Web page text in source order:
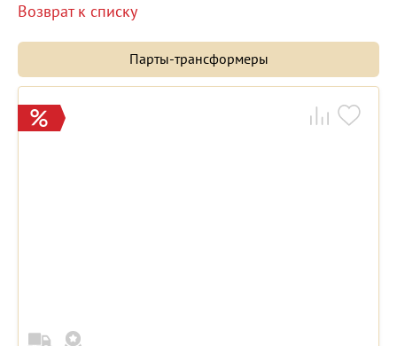
Возврат к списку
Парты-трансформеры